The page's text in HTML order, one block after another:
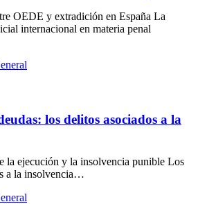
OEDE y extradición en España La
internacional en materia penal
los delitos asociados a la
la ejecución y la insolvencia punible Los
a la insolvencia…